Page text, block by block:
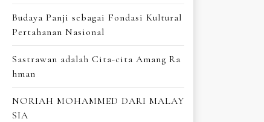
Budaya Panji sebagai Fondasi Kultural
Pertahanan Nasional
Sastrawan adalah Cita-cita Amang Ra
hman
NORIAH MOHAMMED DARI MALAY
SIA